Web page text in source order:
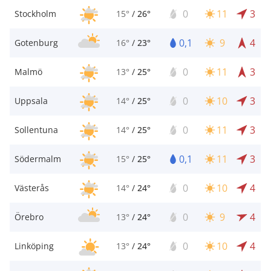
Stockholm 15° / 26° 0 11 3
Gotenburg 16° / 23° 0,1 9 4
Malmö 13° / 25° 0 11 3
Uppsala 14° / 25° 0 10 3
Sollentuna 14° / 25° 0 11 3
Södermalm 15° / 25° 0,1 11 3
Västerås 14° / 24° 0 10 4
Örebro 13° / 24° 0 9 4
Linköping 13° / 24° 0 10 4